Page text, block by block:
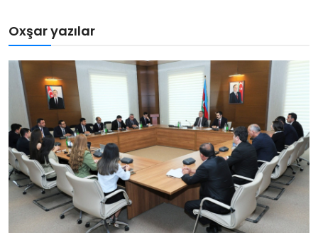
Oxşar yazılar